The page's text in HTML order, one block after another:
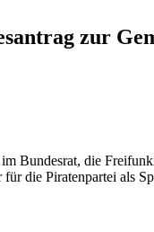
zur
Bundesrat, die
die Piratenpartei als